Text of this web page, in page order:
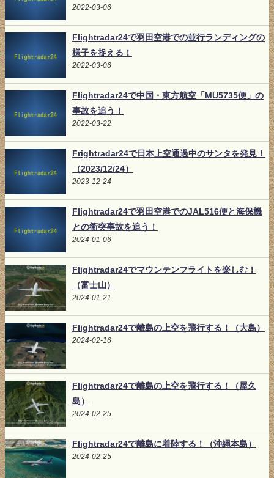
2022-03-06
Flightradar24で羽田空港での並行ランディングの
様子を捉える！
2022-03-06
Flightradar24で中国・東方航空「MU5735便」の
事故を追う！
2022-03-22
Frightradar24で日本上空通過中のサンタを発見！
（2023/12/24）
2023-12-24
Flightradar24で羽田空港でのJAL516便と海保機
との衝突事故を追う！
2024-01-06
Flightradar24でマウンテンフライトを楽しむ！
（富士山）
2024-01-21
Flightradar24で離島の上空を飛行する！（大島）
2024-02-16
Flightradar24で離島の上空を飛行する！（屋久
島）
2024-02-25
Flightradar24で離島に着陸する！（沖縄本島）
2024-02-25